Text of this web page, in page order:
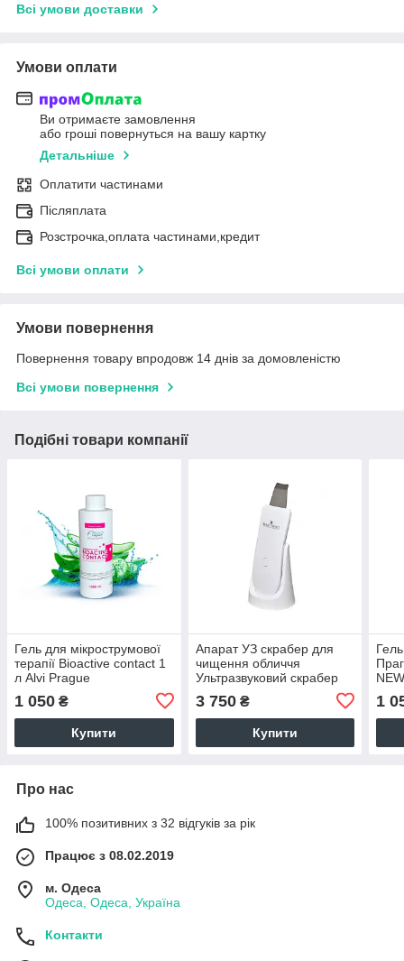
Всі умови доставки
Умови оплати
Ви отримаєте замовлення
або гроші повернуться на вашу картку
Детальніше
Оплатити частинами
Післяплата
Розстрочка,оплата частинами,кредит
Всі умови оплати
Умови повернення
Повернення товару впродовж 14 днів за домовленістю
Всі умови повернення
Подібні товари компанії
Гель для мікрострумової
терапії Bioactive contact 1
л Alvi Prague
1 050 ₴
Купити
Апарат УЗ скрабер для
чищення обличчя
Ультразвуковий скрабер
3 750₴
Купити
1
Про нас
100% позитивних з 32 відгуків за рік
Працює з 08.02.2019
м. Одеса
Одеса, Одеса, Україна
Контакти